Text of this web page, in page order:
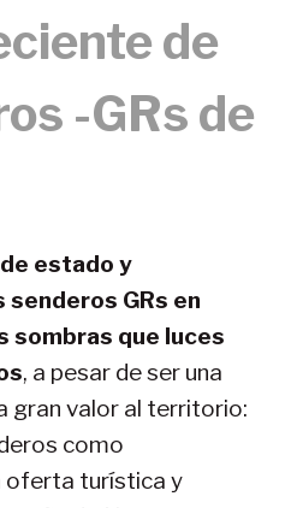
de
-GRs de
estado y
GRs en
sombras que luces
, a pesar de ser una
gran valor al territorio:
como
oferta turística y